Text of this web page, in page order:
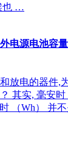
也 …
电源电池容
放电的器件,
其实, 毫安
（Wh） 并